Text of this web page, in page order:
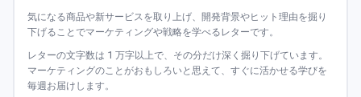
気になる商品や新サービスを取り上げ、開発背景やヒット理由を掘り
下げることでマーケティングや戦略を学べるレターです。
レターの文字数は 1 万字以上で、その分だけ深く掘り下げています。
マーケティングのことがおもしろいと思えて、すぐに活かせる学びを
毎週お届けします。